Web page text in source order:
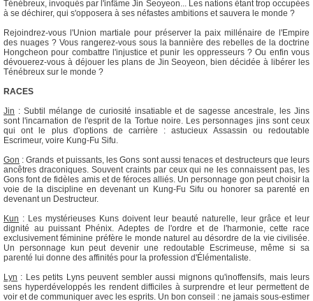
Ténébreux, invoqués par l'infâme Jin Seoyeon... Les nations étant trop occupées
à se déchirer, qui s'opposera à ses néfastes ambitions et sauvera le monde ?
Rejoindrez-vous l'Union martiale pour préserver la paix millénaire de l'Empire
des nuages ? Vous rangerez-vous sous la bannière des rebelles de la doctrine
Hongcheon pour combattre l'injustice et punir les oppresseurs ? Ou enfin vous
dévouerez-vous à déjouer les plans de Jin Seoyeon, bien décidée à libérer les
Ténébreux sur le monde ?
RACES
Jin : Subtil mélange de curiosité insatiable et de sagesse ancestrale, les Jins
sont l'incarnation de l'esprit de la Tortue noire. Les personnages jins sont ceux
qui ont le plus d'options de carrière : astucieux Assassin ou redoutable
Escrimeur, voire Kung-Fu Sifu.
Gon : Grands et puissants, les Gons sont aussi tenaces et destructeurs que leurs
ancêtres draconiques. Souvent craints par ceux qui ne les connaissent pas, les
Gons font de fidèles amis et de féroces alliés. Un personnage gon peut choisir la
voie de la discipline en devenant un Kung-Fu Sifu ou honorer sa parenté en
devenant un Destructeur.
Kun : Les mystérieuses Kuns doivent leur beauté naturelle, leur grâce et leur
dignité au puissant Phénix. Adeptes de l'ordre et de l'harmonie, cette race
exclusivement féminine préfère le monde naturel au désordre de la vie civilisée.
Un personnage kun peut devenir une redoutable Escrimeuse, même si sa
parenté lui donne des affinités pour la profession d'Élémentaliste.
Lyn : Les petits Lyns peuvent sembler aussi mignons qu'inoffensifs, mais leurs
sens hyperdéveloppés les rendent difficiles à surprendre et leur permettent de
voir et de communiquer avec les esprits. Un bon conseil : ne jamais sous-estimer